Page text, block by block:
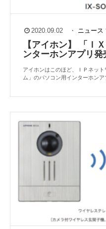
2020.09.02 ・ ニュース
【アイホン】 「Ｉ
ンターホンアプリ発
アイホンはこのほど、ＩＰネッ
ム」のパソコン用インターホン